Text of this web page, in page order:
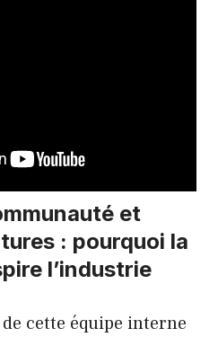
et
: pourquoi la
l’industrie
cette équipe interne